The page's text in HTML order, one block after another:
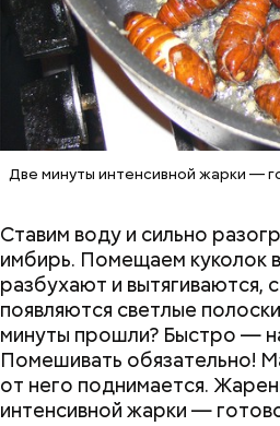
Две минуты интенсивной жарки —
Ставим воду и сильно
имбирь. Помещаем куколок
разбухают и вытягиваются,
появляются светлые
минуты прошли? Быстро —
Помешивать обязательно!
от него поднимается.
интенсивной жарки —
А еще, удержав меч палача,